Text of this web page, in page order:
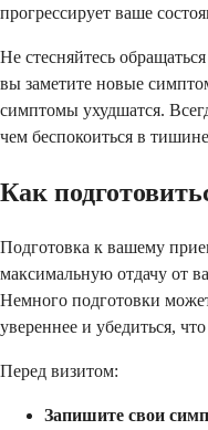
прогрессирует ваше
Не стесняйтесь
вы заметите новые
симптомы ухудшатся.
чем беспокоиться в
Как
Подготовка к вашему
максимальную отдачу от
Немного подготовки
увереннее и убедиться,
Перед визитом:
Запишите свои